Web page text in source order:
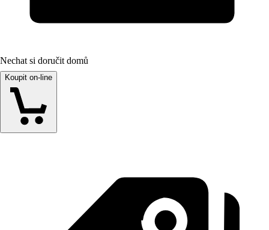
Nechat si doručit domů
Koupit on-line